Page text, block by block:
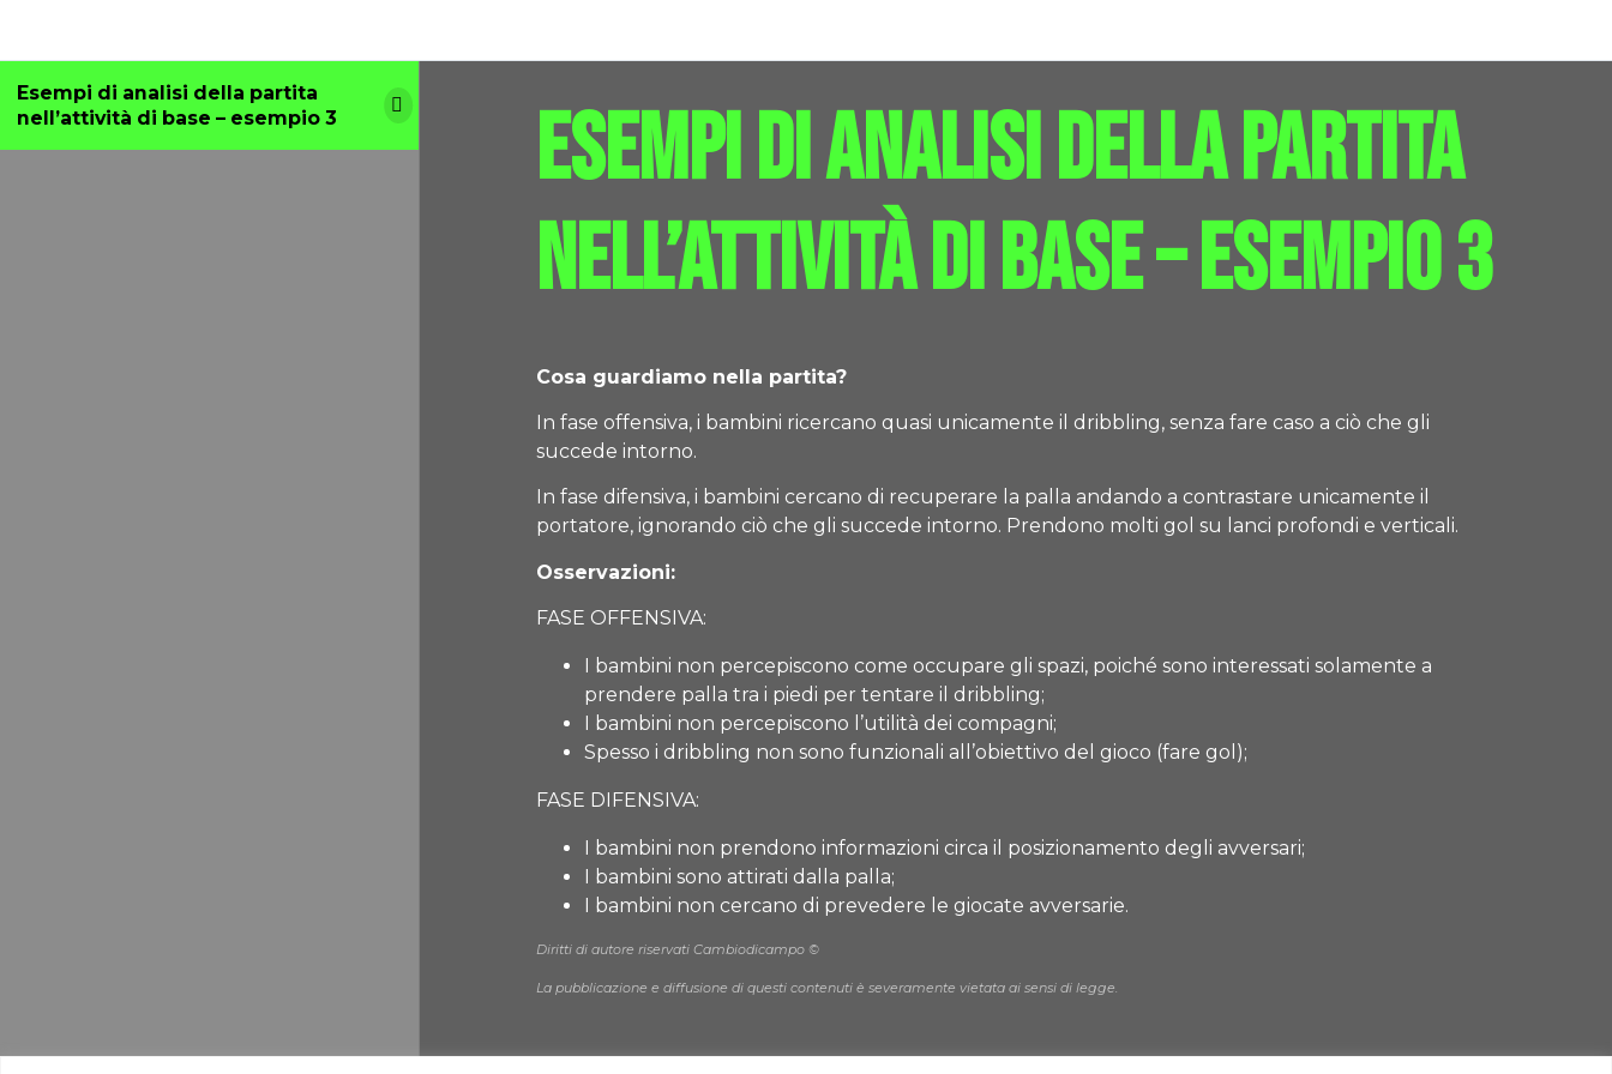
Esempi di analisi della partita
nell’attività di base – esempio 3
Esempi di analisi della partita
nell’attività di base – esempio 3
Cosa guardiamo nella partita?
In fase offensiva, i bambini ricercano quasi unicamente il dribbling, senza fare caso a ciò che gli
succede intorno.
In fase difensiva, i bambini cercano di recuperare la palla andando a contrastare unicamente il
portatore, ignorando ciò che gli succede intorno. Prendono molti gol su lanci profondi e verticali.
Osservazioni:
FASE OFFENSIVA:
I bambini non percepiscono come occupare gli spazi, poiché sono interessati solamente a
prendere palla tra i piedi per tentare il dribbling;
I bambini non percepiscono l’utilità dei compagni;
Spesso i dribbling non sono funzionali all’obiettivo del gioco (fare gol);
FASE DIFENSIVA:
I bambini non prendono informazioni circa il posizionamento degli avversari;
I bambini sono attirati dalla palla;
I bambini non cercano di prevedere le giocate avversarie.
Diritti di autore riservati Cambiodicampo ©
La pubblicazione e diffusione di questi contenuti è severamente vietata ai sensi di legge.